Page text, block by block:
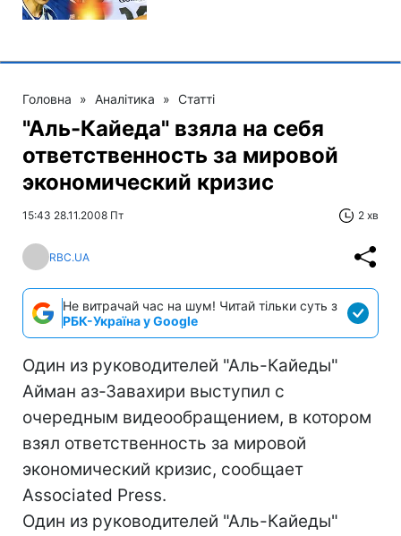
Головна » Аналітика » Статті
"Аль-Кайеда" взяла на себя
ответственность за мировой
экономический кризис
15:43 28.11.2008 Пт 2 хв
RBC.UA
Не витрачай час на шум! Читай тільки суть з
РБК-Україна у Google
Один из руководителей "Аль-Кайеды"
Айман аз-Завахири выступил с
очередным видеообращением, в котором
взял ответственность за мировой
экономический кризис, сообщает
Associated Press.
Один из руководителей "Аль-Кайеды"